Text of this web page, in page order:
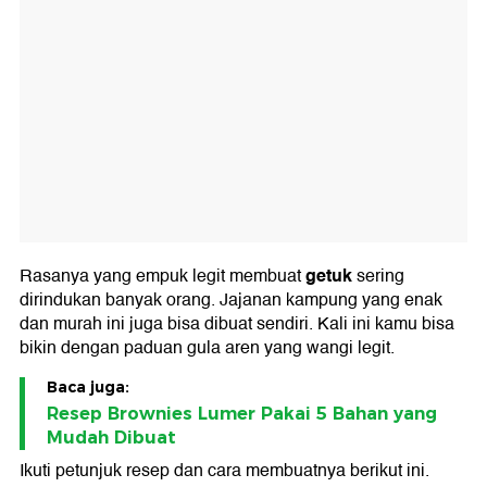
Rasanya yang empuk legit membuatgetuksering
dirindukan banyak orang. Jajanan kampung yang enak
dan murah ini juga bisa dibuat sendiri. Kali ini kamu bisa
bikin dengan paduan gula aren yang wangi legit.
Baca juga:
Resep Brownies Lumer Pakai 5 Bahan yang
Mudah Dibuat
Ikuti petunjuk resep dan cara membuatnya berikut ini.